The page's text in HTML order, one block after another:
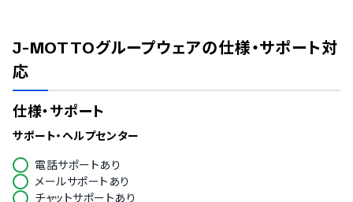
J-MOTTOグループウェアの仕様・サポート対
応
仕様・サポート
サポート・ヘルプセンター
電話サポートあり
メールサポートあり
チャットサポートあり